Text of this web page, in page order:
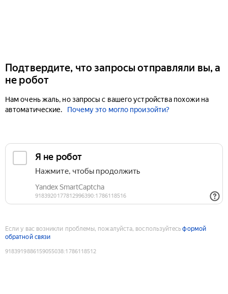
Подтвердите, что запросы отправляли вы, а
не робот
Нам очень жаль, но запросы с вашего устройства похожи на
автоматические.
Почему это могло произойти?
Если у вас возникли проблемы, пожалуйста, воспользуйтесьформой
обратной связи
9183919886159055038:1786118512